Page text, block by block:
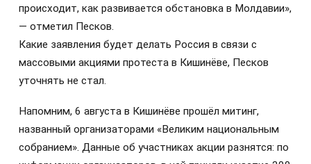
происходит, как развивается обстановка в Молдавии»,
— отметил Песков.
Какие заявления будет делать Россия в связи с
массовыми акциями протеста в Кишинёве, Песков
уточнять не стал.
Напомним, 6 августа в Кишинёве прошёл митинг,
названный организаторами «Великим национальным
собранием». Данные об участниках акции разнятся: по